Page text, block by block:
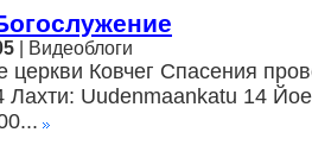
| Видеоблоги
церкви Ковчег Спасения
Лахти: Uudenmaankatu 14